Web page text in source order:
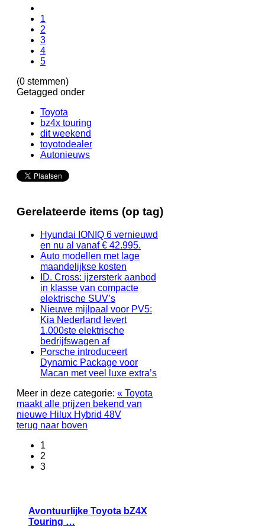
1
2
3
4
5
(0 stemmen)
Getagged onder
Toyota
bz4x touring
dit weekend
toyotodealer
Autonieuws
Gerelateerde items (op tag)
Hyundai IONIQ 6 vernieuwd
en nu al vanaf € 42.995.
Auto modellen met lage
maandelijkse kosten
ID. Cross: ijzersterk aanbod
in klasse van compacte
elektrische SUV’s
Nieuwe mijlpaal voor PV5:
Kia Nederland levert
1.000ste elektrische
bedrijfswagen af
Porsche introduceert
Dynamic Package voor
Macan met veel luxe extra’s
Meer in deze categorie: « Toyota
maakt alle prijzen bekend van
nieuwe Hilux Hybrid 48V
terug naar boven
1
2
3
Avontuurlijke Toyota bZ4X
Touring …